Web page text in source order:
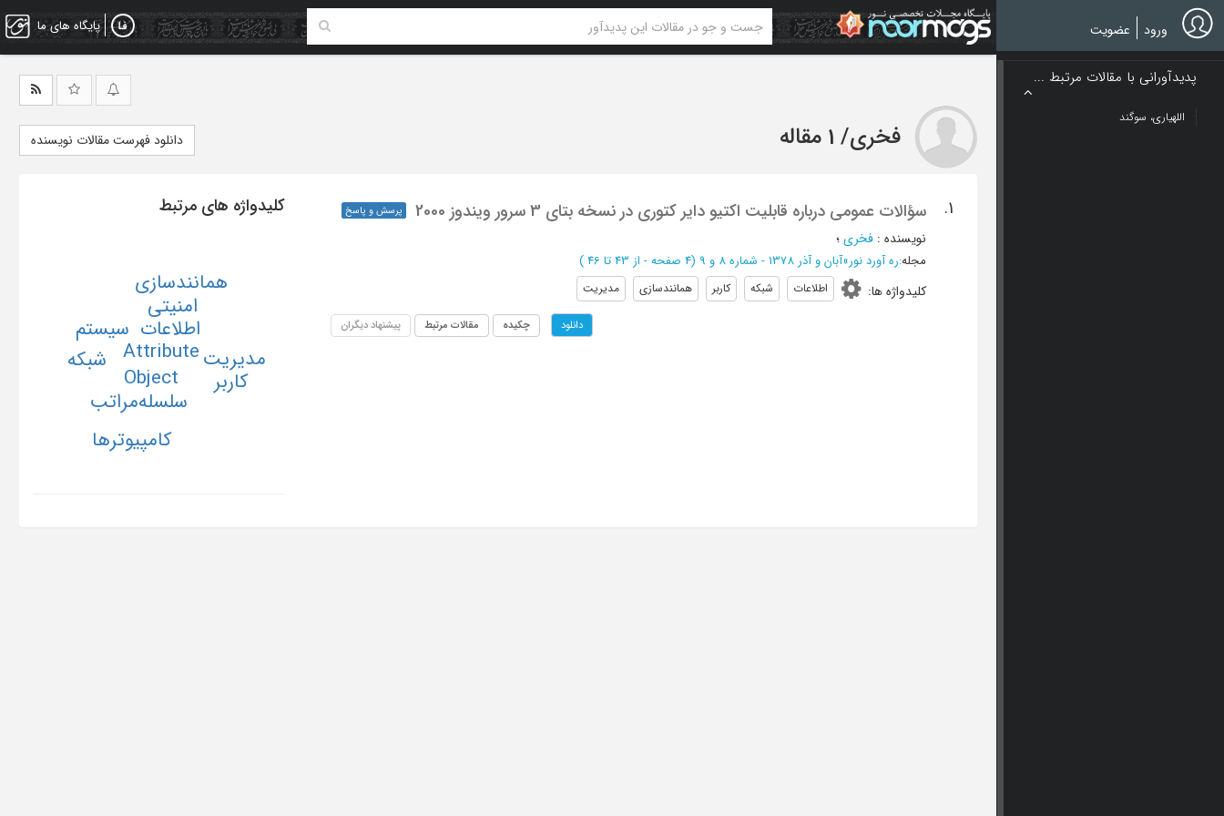
Skip
to
main
پایگاه های ما ورود عضویت
پدیدآورانی با مقالات مرتبط ...
اللهیاری، سوگند
فخری/ 1 مقاله دانلود فهرست مقالات نویسنده
1. سؤالات عمومی درباره قابلیت اکتیو دایر کتوری در نسخه بتای 3 سرور ویندوز 2000 پرسش و پاسخ
نویسنده : فخری؛
مجله:ره آورد نور»آبان و آذر 1378 - شماره 8 و 9 (‎4 صفحه - از 43 تا 46 )
کلیدواژه ها: اطلاعات شبکه کاربر همانندسازی مدیریت
دانلود چکیده مقالات مرتبط پیشنهاد دیگران
کلیدواژه های مرتبط
Attribute
Object
اطلاعات
امنیتی
سلسله‌مراتب
سیستم
شبکه
مدیریت
همانندسازی
کاربر
کامپیوترها